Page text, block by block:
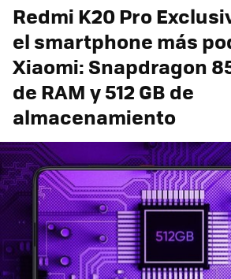
Redmi K20 Pro
el smartphone más
Xiaomi: Snapdragon
de RAM y 512 GB de
almacenamiento